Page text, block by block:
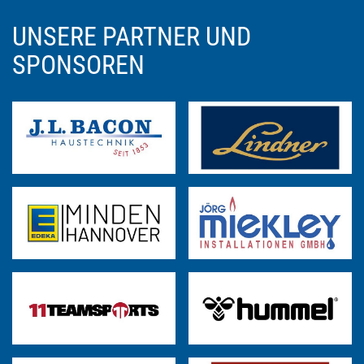
UNSERE PARTNER UND
SPONSOREN